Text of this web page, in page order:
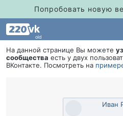
Попробовать новую
old
На данной странице Вы можете
сообщества есть у двух
Контакте. Посмотреть на
Иван